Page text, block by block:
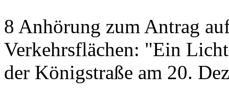
8 Anhörung zum Antrag
Verkehrsflächen: "Ein
der Königstraße am 20.